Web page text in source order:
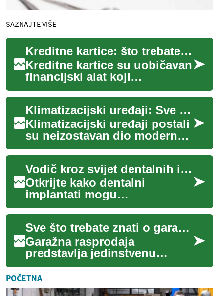
SAZNAJTE VIŠE
Kreditne kartice: što trebate znati
Kreditne kartice su uobičavan
financijski alat koji
omogućuje plaćanje roba i
usluga uz odgodu plaćanja.
One povezuju...
Klimatizacijski uređaji: Sve što trebate znati
Klimatizacijski uređaji postali
su neizostavan dio modernog
života, pružajući ugodu i
olakšanje od vrućine tijekom
lj...
Vodič kroz svijet dentalnih implantata: Što trebate znati
Otkrijte kako dentalni
implantati mogu
transformirati vaš osmijeh i
kvalitetu života. Ovaj
sveobuhvatni vodič objašnj...
Sve što trebate znati o garažnoj rasprodaji
Garažna rasprodaja
predstavlja jedinstvenu
priliku za kupovinu rabljenih
predmeta po pristupačnim
cijenama, ali i mog...
POČETNA